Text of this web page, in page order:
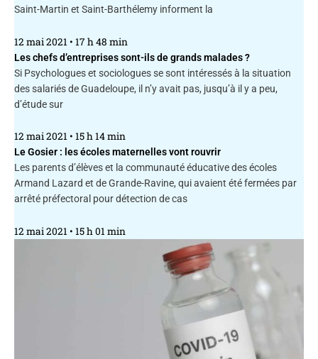
Saint-Martin et Saint-Barthélemy informent la
12 mai 2021 17 h 48 min
Les chefs d’entreprises sont-ils de grands malades ?
Si Psychologues et sociologues se sont intéressés à la situation
des salariés de Guadeloupe, il n’y avait pas, jusqu’à il y a peu,
d’étude sur
12 mai 2021 15 h 14 min
Le Gosier : les écoles maternelles vont rouvrir
Les parents d’élèves et la communauté éducative des écoles
Armand Lazard et de Grande-Ravine, qui avaient été fermées par
arrêté préfectoral pour détection de cas
12 mai 2021 15 h 01 min